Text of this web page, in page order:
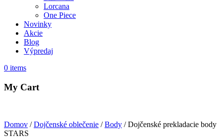
Lorcana
One Piece
Novinky
Akcie
Blog
Výpredaj
0 items
My Cart
Domov /Dojčenské oblečenie /Body / Dojčenské prekladacie body
STARS